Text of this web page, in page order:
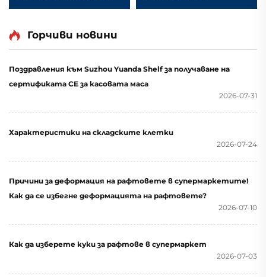
изложба в гроцери
Горчиви новини
Поздравления към Suzhou Yuanda Shelf за получаване на
сертификата CE за касовата маса
2026-07-31
Характеристики на складските клетки
2026-07-24
Причини за деформация на рафтовете в супермаркетите!
Как да се избегне деформацията на рафтовете?
2026-07-10
Как да изберете куки за рафтове в супермаркет
2026-07-03